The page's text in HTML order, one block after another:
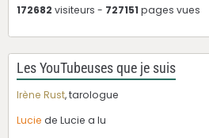
172682 visiteurs - 727151pages vues
Les YouTubeuses que je suis
Irène Rust, tarologue
Lucie de Lucie a lu